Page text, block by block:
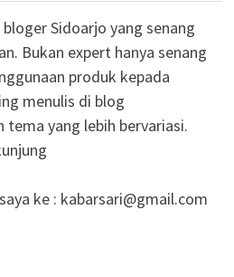
Sidoarjo yang senang
Bukan expert hanya senang
produk kepada
menulis di blog
yang lebih bervariasi.
ke : kabarsari@gmail.com